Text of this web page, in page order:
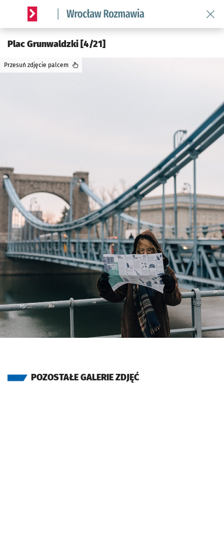
Serwis informacyjny wroclaw.pl podserwis: Rozmawia
Plac Grunwaldzki [4/21]
Przesuń zdjęcie palcem
POZOSTAŁE GALERIE ZDJĘĆ